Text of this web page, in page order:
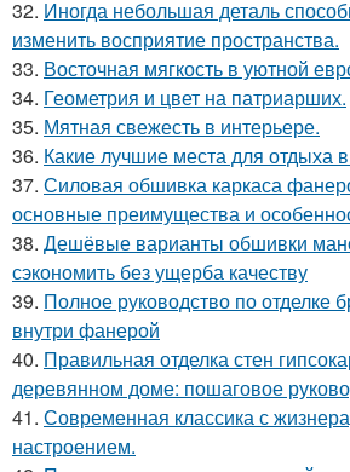
32. Иногда небольшая деталь
изменить восприятие пространства.
33. Восточная мягкость в уютной
34. Геометрия и цвет на патриарших.
35. Мятная свежесть в интерьере.
36. Какие лучшие места для отдыха
37. Силовая обшивка каркаса
основные преимущества и
38. Дешёвые варианты обшивки
сэкономить без ущерба качеству
39. Полное руководство по отделке
внутри фанерой
40. Правильная отделка стен
деревянном доме: пошаговое
41. Современная классика с
настроением.